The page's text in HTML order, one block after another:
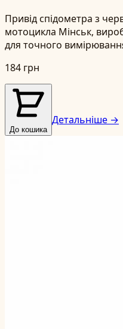
Привід спідометра з
мотоцикла Мінськ,
для точного
184 грн
До кошика
Детальніше →